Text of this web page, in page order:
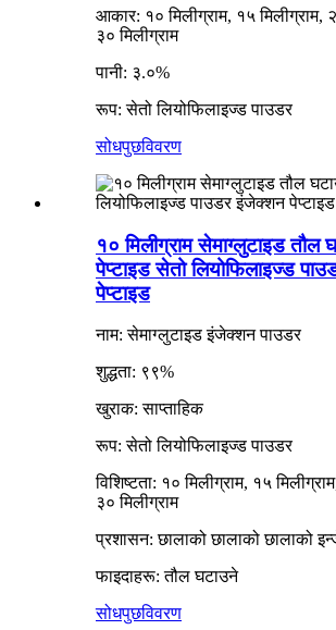
आकार: १० मिलीग्राम, १५ मिलीग्राम,
३० मिलीग्राम
पानी: ३.०%
रूप: सेतो लियोफिलाइज्ड पाउडर
सोधपुछविवरण
१० मिलीग्राम सेमाग्लुटाइड तौल
पेप्टाइड सेतो लियोफिलाइज्ड
पेप्टाइड
नाम: सेमाग्लुटाइड इंजेक्शन पाउडर
शुद्धता: ९९%
खुराक: साप्ताहिक
रूप: सेतो लियोफिलाइज्ड पाउडर
विशिष्टता: १० मिलीग्राम, १५
३० मिलीग्राम
प्रशासन: छालाको छालाको छालाको
फाइदाहरू: तौल घटाउने
सोधपुछविवरण